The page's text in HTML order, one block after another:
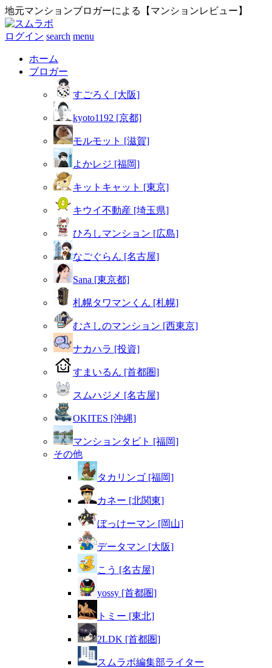
地元マンションブロガーによる【マンションレビュー】
ログイン search menu
ホーム
ブロガー
すごろく [大阪]
kyoto1192 [京都]
モルモット [滋賀]
よかレジ [福岡]
キットキャット [東京]
キウイ不動産 [埼玉県]
ひろしマンション [広島]
なごぐらん [名古屋]
Sana [東京都]
札幌タワマンくん [札幌]
むさしのマンション [西東京]
ナカハラ [投資]
すまいるん [首都圏]
スムハジメ [名古屋]
OKITES [沖縄]
マンションタビト [福岡]
その他
タカリンゴ [福岡]
カネー [北関東]
ぼっけーマン [岡山]
データマン [大阪]
こう [名古屋]
yossy [首都圏]
トミー [東北]
2LDK [首都圏]
スムラボ編集部ライター